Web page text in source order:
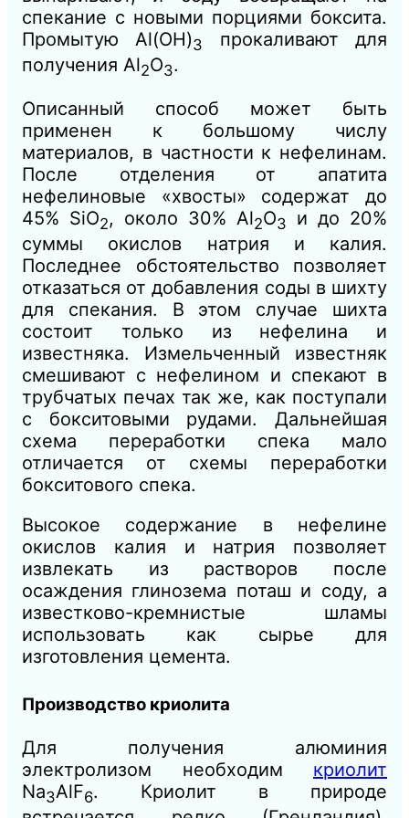
спекание с новыми порциями боксита.
Промытую Аl(ОН)3
прокаливают для
получения Al2O3.
Описанный способ может быть
применен к большому числу
материалов, в частности к нефелинам.
После отделения от апатита
нефелиновые «хвосты» содержат до
45% SiO2, около 30% Аl2O3
и до 20%
суммы окислов натрия и калия.
Последнее обстоятельство позволяет
отказаться от добавления соды в шихту
для спекания. В этом случае шихта
состоит только из нефелина и
известняка. Измельченный известняк
смешивают с нефелином и спекают в
трубчатых печах так же, как поступали
с бокситовыми рудами. Дальнейшая
схема переработки спека мало
отличается от схемы переработки
бокситового спека.
Высокое содержание в нефелине
окислов калия и натрия позволяет
извлекать из растворов после
осаждения глинозема поташ и соду, а
известково-кремнистые шламы
использовать как сырье для
изготовления цемента.
Производство криолита
Для получения алюминия
электролизом необходим криолит
Na3AlF6. Криолит в природе